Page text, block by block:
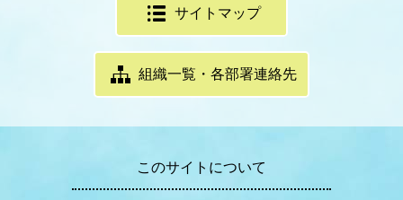
サイトマップ
組織一覧・各部署連絡先
このサイトについて